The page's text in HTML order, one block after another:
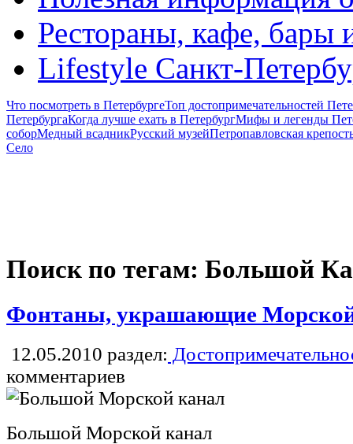
Рестораны, кафе, бары
Lifestyle Санкт-
Что посмотреть в ПетербургеТоп достопримечательностей
ПетербургаКогда лучше ехать в ПетербургМифы и легенды
соборМедный всадникРусский музейПетропавловская
Село
Поиск по тегам: Большой
Фонтаны, украшающие
12.05.2010 раздел:
комментариев
Большой Морской канал